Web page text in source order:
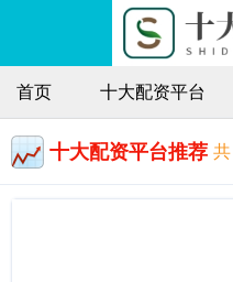
首页 十大配资平台
十大配资平台推荐 共